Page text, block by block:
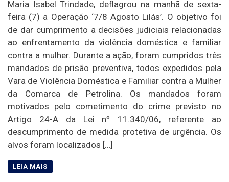
Maria Isabel Trindade, deflagrou na manhã de sexta-
feira (7) a Operação ‘7/8 Agosto Lilás’. O objetivo foi
de dar cumprimento a decisões judiciais relacionadas
ao enfrentamento da violência doméstica e familiar
contra a mulher. Durante a ação, foram cumpridos três
mandados de prisão preventiva, todos expedidos pela
Vara de Violência Doméstica e Familiar contra a Mulher
da Comarca de Petrolina. Os mandados foram
motivados pelo cometimento do crime previsto no
Artigo 24-A da Lei nº 11.340/06, referente ao
descumprimento de medida protetiva de urgência. Os
alvos foram localizados […]